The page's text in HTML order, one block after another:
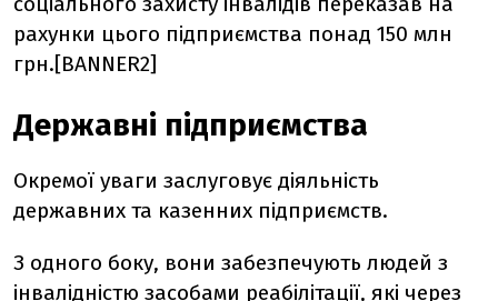
рахунки цього підприємства понад 150 млн
грн.[BANNER2]
Державні підприємства
Окремої уваги заслуговує діяльність
державних та казенних підприємств.
З одного боку, вони забезпечують людей з
інвалідністю засобами реабілітації, які через